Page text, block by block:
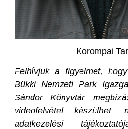
Korompai
Felhívjuk a figyelmet,
Bükki Nemzeti Park
Sándor Könyvtár
videofelvétel készülhet,
adatkezelési